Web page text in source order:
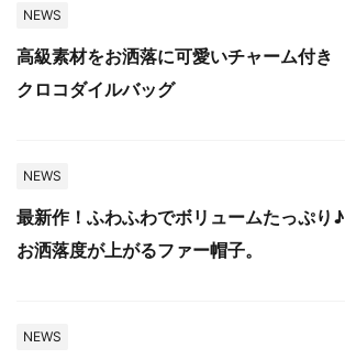
NEWS
高級素材をお洒落に可愛いチャーム付き
クロコダイルバッグ
NEWS
最新作！ふわふわでボリュームたっぷり♪
お洒落度が上がるファー帽子。
NEWS